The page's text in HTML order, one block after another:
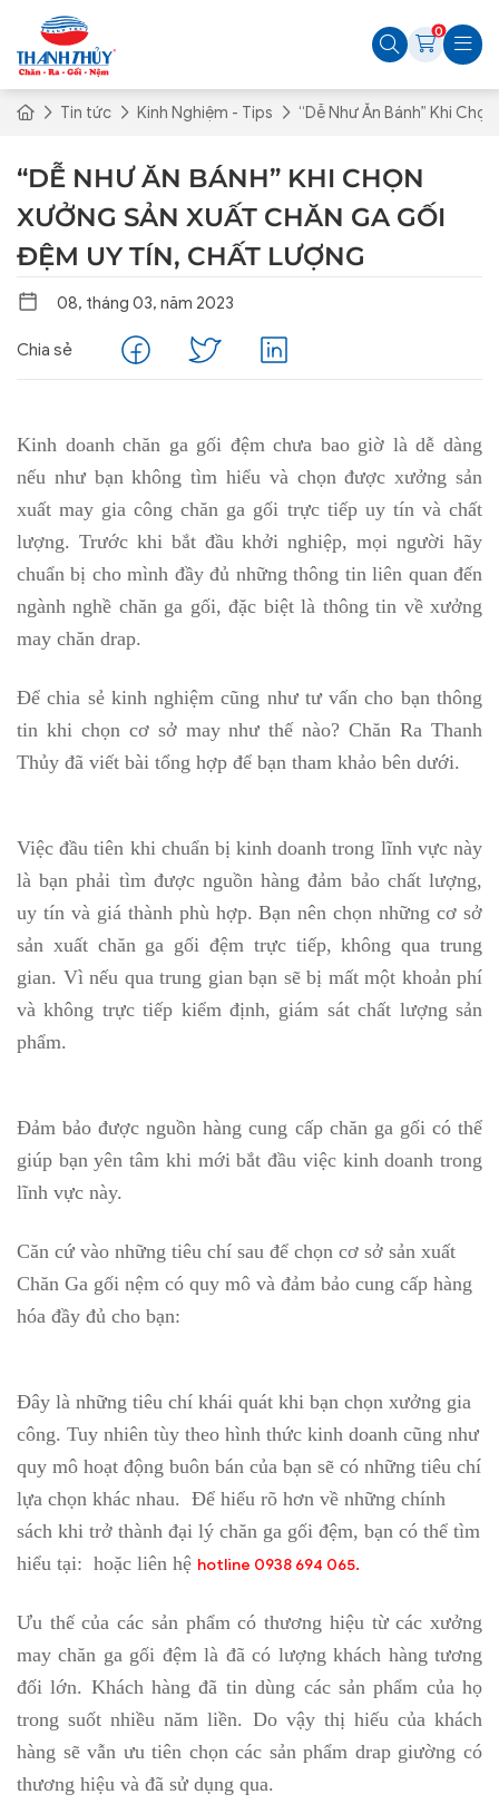
0
Tin tức Kinh Nghiệm - Tips “Dễ Như Ăn Bánh” Khi
“DỄ NHƯ ĂN BÁNH” KHI CHỌN
XƯỞNG SẢN XUẤT CHĂN GA GỐI
ĐỆM UY TÍN, CHẤT LƯỢNG
08, tháng 03, năm 2023
Chia sẻ
Kinh doanh chăn ga gối đệm chưa bao giờ là dễ dàng
nếu như bạn không tìm hiểu và chọn được xưởng sản
xuất may gia công chăn ga gối trực tiếp uy tín và chất
lượng. Trước khi bắt đầu khởi nghiệp, mọi người hãy
chuẩn bị cho mình đầy đủ những thông tin liên quan đến
ngành nghề chăn ga gối, đặc biệt là thông tin về xưởng
may chăn drap.
Để chia sẻ kinh nghiệm cũng như tư vấn cho bạn thông
tin khi chọn cơ sở may như thế nào? Chăn Ra Thanh
Thủy đã viết bài tổng hợp để bạn tham khảo bên dưới.
Việc đầu tiên khi chuẩn bị kinh doanh trong lĩnh vực này
là bạn phải tìm được nguồn hàng đảm bảo chất lượng,
uy tín và giá thành phù hợp. Bạn nên chọn những cơ sở
sản xuất chăn ga gối đệm trực tiếp, không qua trung
gian. Vì nếu qua trung gian bạn sẽ bị mất một khoản phí
và không trực tiếp kiểm định, giám sát chất lượng sản
phẩm.
Đảm bảo được nguồn hàng cung cấp chăn ga gối có thể
giúp bạn yên tâm khi mới bắt đầu việc kinh doanh trong
lĩnh vực này.
Căn cứ vào những tiêu chí sau để chọn cơ sở sản xuất
Chăn Ga gối nệm có quy mô và đảm bảo cung cấp hàng
hóa đầy đủ cho bạn:
Đây là những tiêu chí khái quát khi bạn chọn xưởng gia
công. Tuy nhiên tùy theo hình thức kinh doanh cũng như
quy mô hoạt động buôn bán của bạn sẽ có những tiêu chí
lựa chọn khác nhau. Để hiểu rõ hơn về những chính
sách khi trở thành đại lý chăn ga gối đệm, bạn có thể tìm
hiểu tại: hoặc liên hệ hotline 0938 694 065.
Ưu thế của các sản phẩm có thương hiệu từ các xưởng
may chăn ga gối đệm là đã có lượng khách hàng tương
đối lớn. Khách hàng đã tin dùng các sản phẩm của họ
trong suốt nhiều năm liền. Do vậy thị hiếu của khách
hàng sẽ vẫn ưu tiên chọn các sản phẩm drap giường có
thương hiệu và đã sử dụng qua.